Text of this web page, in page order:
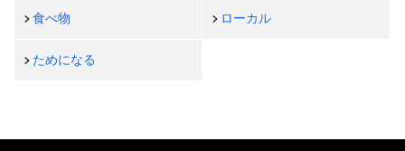
食べ物 ローカル
ためになる